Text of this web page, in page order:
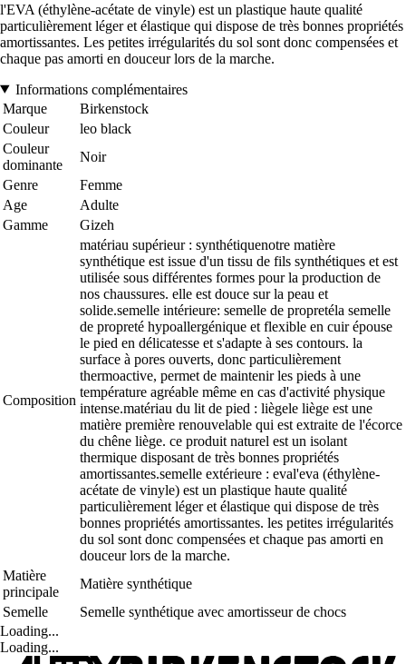
l'EVA (éthylène-acétate de vinyle) est un plastique haute qualité
particulièrement léger et élastique qui dispose de très bonnes propriétés
amortissantes. Les petites irrégularités du sol sont donc compensées et
chaque pas amorti en douceur lors de la marche.
Informations complémentaires
Marque
Birkenstock
Couleur
leo black
Couleur
dominante
Noir
Genre
Femme
Age
Adulte
Gamme
Gizeh
Composition
matériau supérieur : synthétiquenotre matière
synthétique est issue d'un tissu de fils synthétiques et est
utilisée sous différentes formes pour la production de
nos chaussures. elle est douce sur la peau et
solide.semelle intérieure: semelle de propretéla semelle
de propreté hypoallergénique et flexible en cuir épouse
le pied en délicatesse et s'adapte à ses contours. la
surface à pores ouverts, donc particulièrement
thermoactive, permet de maintenir les pieds à une
température agréable même en cas d'activité physique
intense.matériau du lit de pied : liègele liège est une
matière première renouvelable qui est extraite de l'écorce
du chêne liège. ce produit naturel est un isolant
thermique disposant de très bonnes propriétés
amortissantes.semelle extérieure : eval'eva (éthylène-
acétate de vinyle) est un plastique haute qualité
particulièrement léger et élastique qui dispose de très
bonnes propriétés amortissantes. les petites irrégularités
du sol sont donc compensées et chaque pas amorti en
douceur lors de la marche.
Matière
principale
Matière synthétique
Semelle
Semelle synthétique avec amortisseur de chocs
Loading...
Loading...